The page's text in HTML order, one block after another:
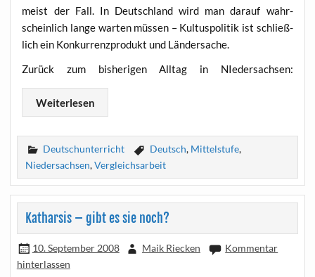
meist der Fall. In Deutsch­land wird man dar­auf wahr­
schein­lich lan­ge war­ten müs­sen – Kul­tus­po­li­tik ist schließ­
lich ein Kon­kur­renz­pro­dukt und Ländersache.
Zurück zum bis­he­ri­gen All­tag in NIe­der­sach­sen:
Wei­ter­le­sen
Deutschunterricht Deutsch, Mittelstufe,
Niedersachsen,Vergleichsarbeit
Katharsis – gibt es sie noch?
10. September 2008 Maik Riecken
Kommentar
hinterlassen